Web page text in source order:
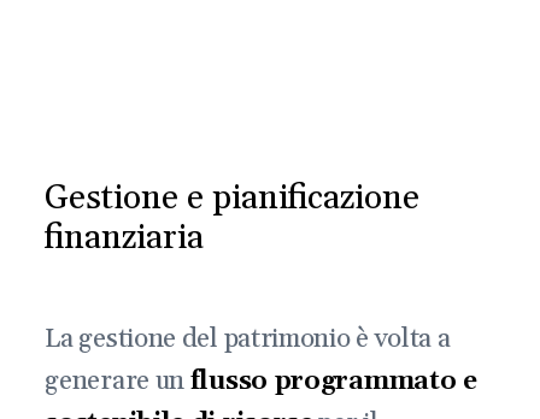
Gestione e pianificazione
finanziaria
La gestione del patrimonio è volta a
generare unflusso programmato e